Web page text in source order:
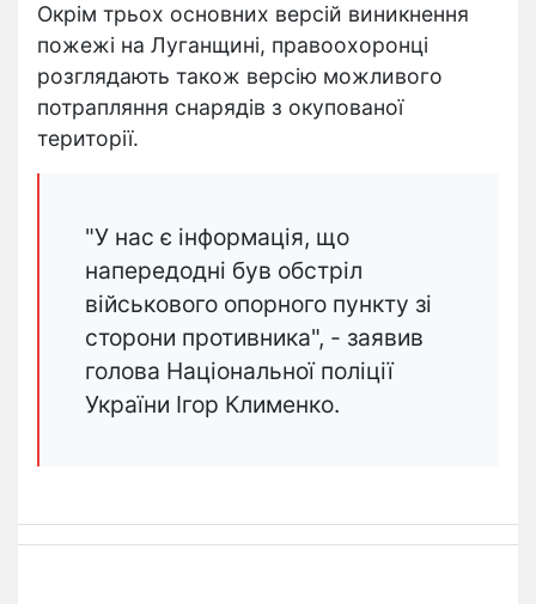
Окрім трьох основних версій виникнення
пожежі на Луганщині, правоохоронці
розглядають також версію можливого
потрапляння снарядів з окупованої
території.
"У нас є інформація, що
напередодні був обстріл
військового опорного пункту зі
сторони противника", - заявив
голова Національної поліції
України Ігор Клименко.